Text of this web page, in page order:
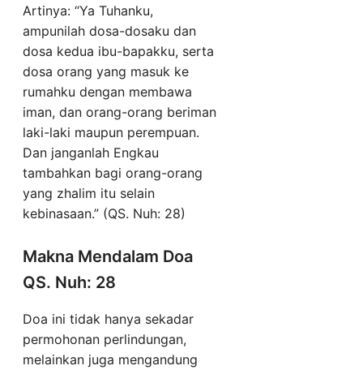
Artinya: “Ya Tuhanku,
ampunilah dosa-dosaku dan
dosa kedua ibu-bapakku, serta
dosa orang yang masuk ke
rumahku dengan membawa
iman, dan orang-orang beriman
laki-laki maupun perempuan.
Dan janganlah Engkau
tambahkan bagi orang-orang
yang zhalim itu selain
kebinasaan.” (QS. Nuh: 28)
Makna Mendalam Doa
QS. Nuh: 28
Doa ini tidak hanya sekadar
permohonan perlindungan,
melainkan juga mengandung